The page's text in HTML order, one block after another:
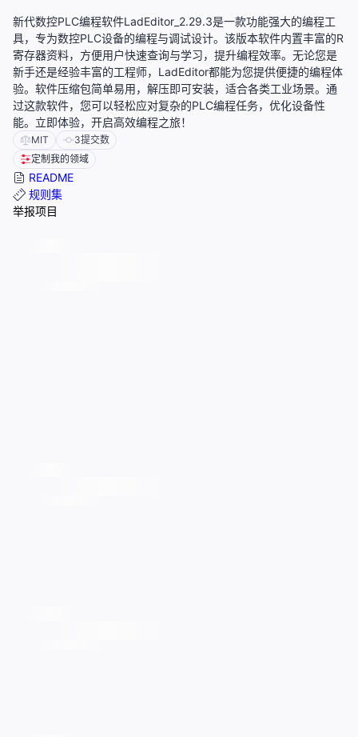
新代数控PLC编程软件LadEditor_2.29.3是一款功能强大的编程工
具，专为数控PLC设备的编程与调试设计。该版本软件内置丰富的R
寄存器资料，方便用户快速查询与学习，提升编程效率。无论您是
新手还是经验丰富的工程师，LadEditor都能为您提供便捷的编程体
验。软件压缩包简单易用，解压即可安装，适合各类工业场景。通
过这款软件，您可以轻松应对复杂的PLC编程任务，优化设备性
能。立即体验，开启高效编程之旅！
MIT 3提交数
定制我的领域
README
规则集
举报项目